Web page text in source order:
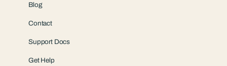
Blog
Contact
Support Docs
Get Help